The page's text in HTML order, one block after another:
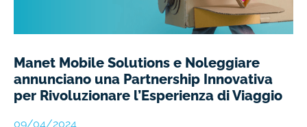
Manet Mobile Solutions e Noleggiare
annunciano una Partnership Innovativa
per Rivoluzionare l’Esperienza di Viaggio
09/04/2024